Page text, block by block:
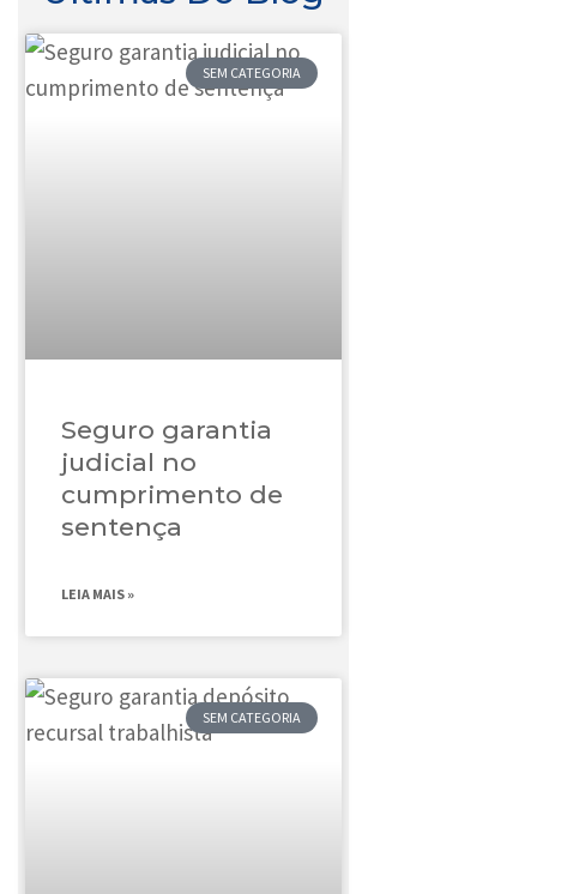
SEM CATEGORIA
Seguro garantia
judicial no
cumprimento de
sentença
LEIA MAIS »
SEM CATEGORIA